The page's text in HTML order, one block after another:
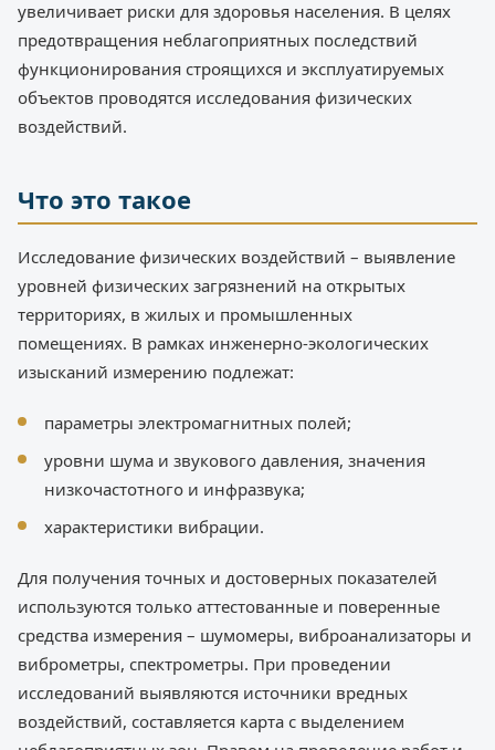
увеличивает риски для здоровья населения. В целях
предотвращения неблагоприятных последствий
функционирования строящихся и эксплуатируемых
объектов проводятся исследования физических
воздействий.
Что это такое
Исследование физических воздействий – выявление
уровней физических загрязнений на открытых
территориях, в жилых и промышленных
помещениях. В рамках инженерно-экологических
изысканий измерению подлежат:
параметры электромагнитных полей;
уровни шума и звукового давления, значения
низкочастотного и инфразвука;
характеристики вибрации.
Для получения точных и достоверных показателей
используются только аттестованные и поверенные
средства измерения – шумомеры, виброанализаторы и
виброметры, спектрометры. При проведении
исследований выявляются источники вредных
воздействий, составляется карта с выделением